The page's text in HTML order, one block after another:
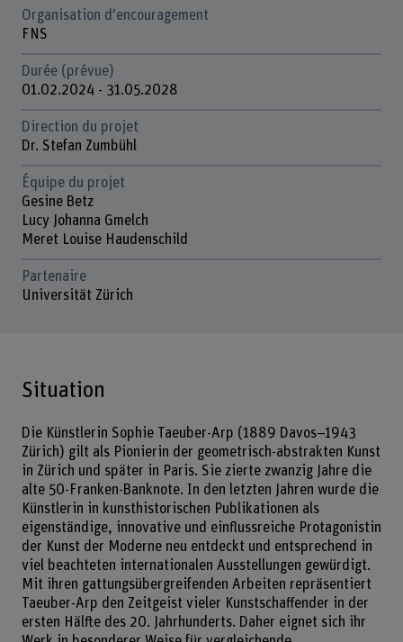
Organisation d'encouragement
FNS
Durée (prévue)
01.02.2024 - 31.05.2028
Direction du projet
Dr. Stefan Zumbühl
Équipe du projet
Gesine Betz
Lucy Johanna Gmelch
Meret Louise Haudenschild
Partenaire
Universität Zürich
Situation
Die Künstlerin Sophie Taeuber-Arp (1889 Davos–1943
Zürich) gilt als Pionierin der geometrisch-abstrakten Kunst
in Zürich und später in Paris. Sie zierte zwanzig Jahre die
alte 50-Franken-Banknote. In den letzten Jahren wurde die
Künstlerin in kunsthistorischen Publikationen als
eigenständige, innovative und einflussreiche Protagonistin
der Kunst der Moderne neu entdeckt und entsprechend in
viel beachteten internationalen Ausstellungen gewürdigt.
Mit ihren gattungsübergreifenden Arbeiten repräsentiert
Taeuber-Arp den Zeitgeist vieler Kunstschaffender in der
ersten Hälfte des 20. Jahrhunderts. Daher eignet sich ihr